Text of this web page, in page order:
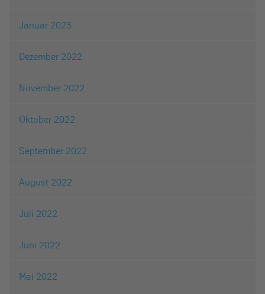
Januar 2023
Dezember 2022
November 2022
Oktober 2022
September 2022
August 2022
Juli 2022
Juni 2022
Mai 2022